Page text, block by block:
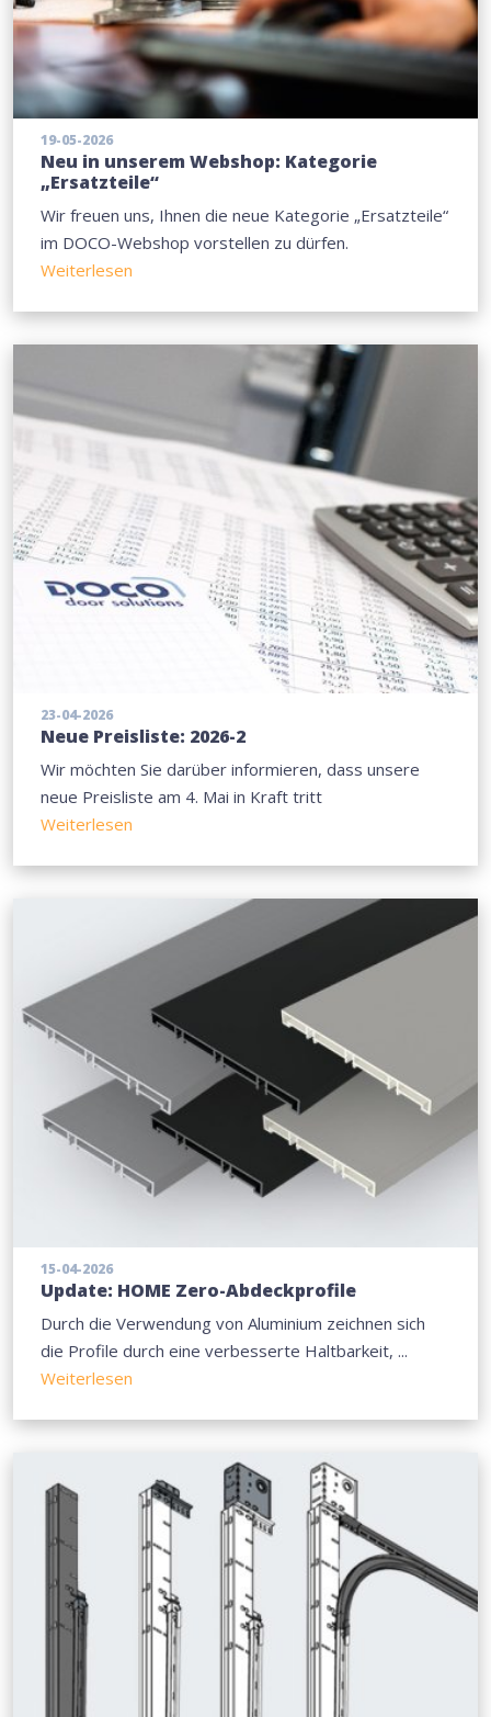
19-05-2026
Neu in unserem Webshop: Kategorie
„Ersatzteile“
Wir freuen uns, Ihnen die neue Kategorie „Ersatzteile“
im DOCO-Webshop vorstellen zu dürfen.
Weiterlesen
23-04-2026
Neue Preisliste: 2026-2
Wir möchten Sie darüber informieren, dass unsere
neue Preisliste am 4. Mai in Kraft tritt
Weiterlesen
15-04-2026
Update: HOME Zero-Abdeckprofile
Durch die Verwendung von Aluminium zeichnen sich
die Profile durch eine verbesserte Haltbarkeit, ...
Weiterlesen